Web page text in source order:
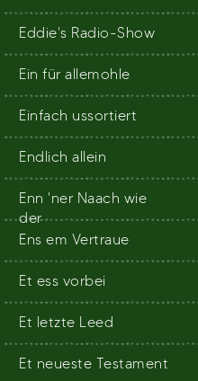
Eddie's Radio-Show
Ein für allemohle
Einfach ussortiert
Endlich allein
Enn 'ner Naach wie
der
Ens em Vertraue
Et ess vorbei
Et letzte Leed
Et neueste Testament